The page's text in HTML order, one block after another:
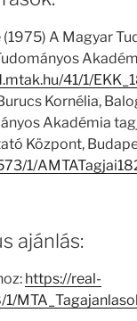
(1975) A Magyar
41/1/
Kornélia,
Akadémia
Központ,
1/
ajánlás:
https://real-